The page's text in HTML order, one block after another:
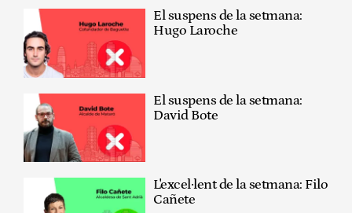
El suspens de la setmana:
Hugo Laroche
El suspens de la setmana:
David Bote
L'excel·lent de la setmana: Filo
Cañete